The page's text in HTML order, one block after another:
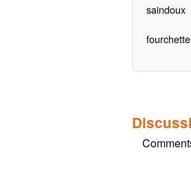
saindoux
fourchette